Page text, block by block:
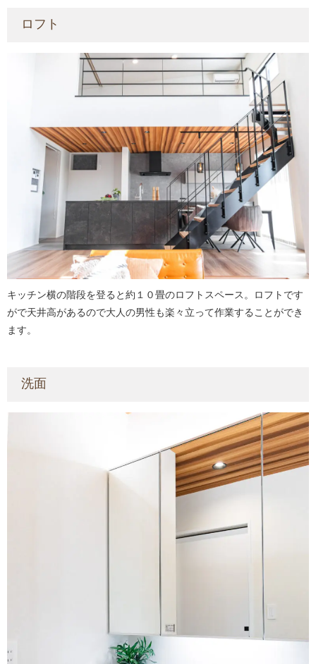
ロフト
キッチン横の階段を登ると約１０畳のロフトスペース。ロフトです
がで天井高があるので大人の男性も楽々立って作業することができ
ます。
洗面